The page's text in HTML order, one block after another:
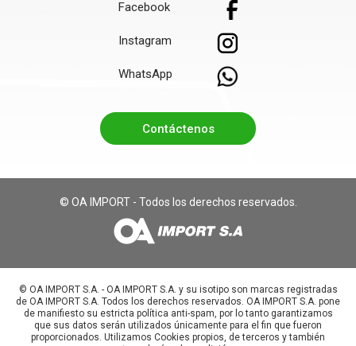
Facebook
Instagram
WhatsApp
Contáctenos
© OA IMPORT - Todos los derechos reservados.
©️ OA IMPORT S.A. - OA IMPORT S.A. y su isotipo son marcas registradas
de OA IMPORT S.A. Todos los derechos reservados. OA IMPORT S.A. pone
de manifiesto su estricta política anti-spam, por lo tanto garantizamos
que sus datos serán utilizados únicamente para el fin que fueron
proporcionados. Utilizamos Cookies propios, de terceros y también